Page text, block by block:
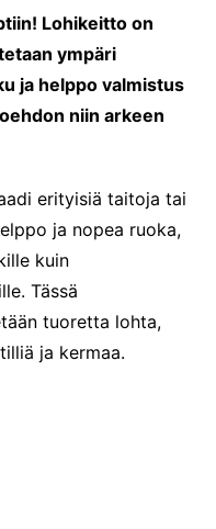
Lohikeitto on
ympäri
ja helppo valmistus
niin arkeen
erityisiä taitoja tai
ja nopea ruoka,
kuin
Tässä
tuoretta lohta,
ja kermaa.